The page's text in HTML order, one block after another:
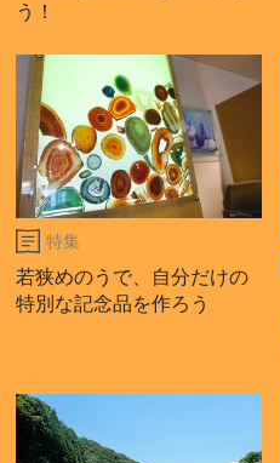
う！
特集
若狭めのうで、自分だけの
特別な記念品を作ろう